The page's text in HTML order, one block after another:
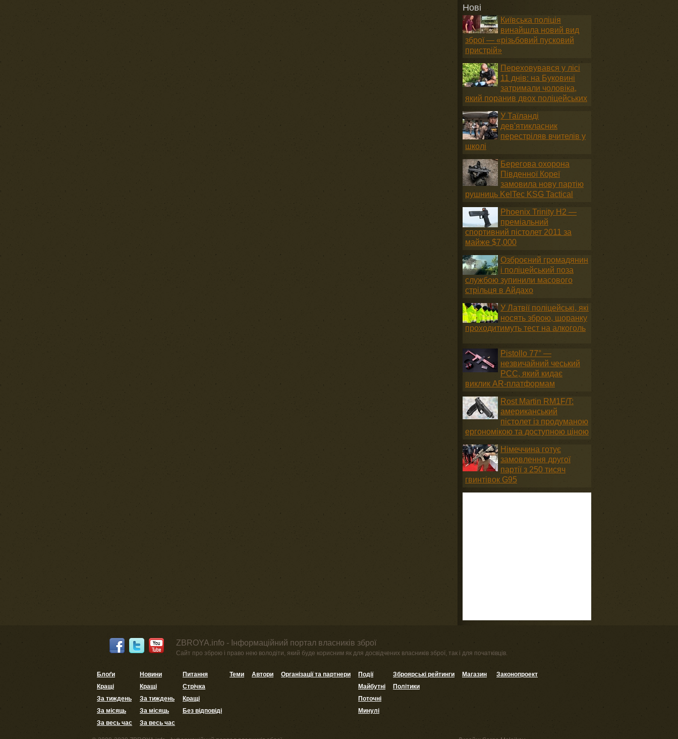
Нові
Київська поліція
винайшла новий вид
зброї — «різьбовий пусковий
пристрій»
Переховувався у лісі
11 днів: на Буковині
затримали чоловіка,
який поранив двох поліцейських
У Таїланді
дев'ятикласник
перестріляв вчителів у
школі
Берегова охорона
Південної Кореї
замовила нову партію
рушниць KelTec KSG Tactical
Phoenix Trinity H2 —
преміальний
спортивний пістолет 2011 за
майже $7,000
Озброєний громадянин
і поліцейський поза
службою зупинили масового
стрільця в Айдахо
У Латвії поліцейські, які
носять зброю, щоранку
проходитимуть тест на алкоголь
Pistollo 77° —
незвичайний чеський
PCC, який кидає
виклик AR-платформам
Rost Martin RM1F/T:
американський
пістолет із продуманою
ергономікою та доступною ціною
Німеччина готує
замовлення другої
партії з 250 тисяч
гвинтівок G95
ZBROYA.info - Інформаційний портал власників зброї
Сайт про зброю і право нею володіти, який буде корисним як для досвідчених власників зброї, так і для початківців.
Блоґи
Кращі
За тиждень
За місяць
За весь час
Новини
Кращі
За тиждень
За місяць
За весь час
Питання
Стрічка
Кращі
Без відповіді
Теми Автори Організації та партнери
Події
Майбутні
Поточні
Минулі
Зброярські рейтинги
Політики
Магазин Законопроект